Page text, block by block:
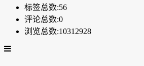
标签总数:56
评论总数:0
浏览总数:10312928